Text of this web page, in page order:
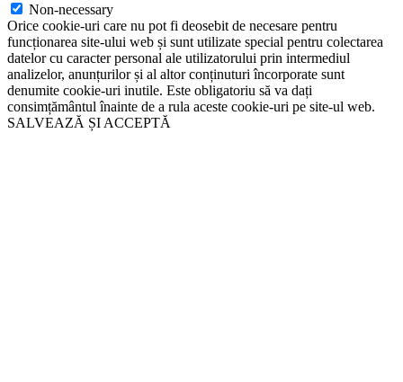
Non-necessary
Orice cookie-uri care nu pot fi deosebit de necesare pentru
funcționarea site-ului web și sunt utilizate special pentru colectarea
datelor cu caracter personal ale utilizatorului prin intermediul
analizelor, anunțurilor și al altor conținuturi încorporate sunt
denumite cookie-uri inutile. Este obligatoriu să va dați
consimțământul înainte de a rula aceste cookie-uri pe site-ul web.
SALVEAZĂ ȘI ACCEPTĂ